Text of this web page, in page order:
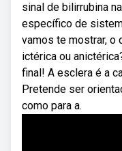
sinal de bilirrubina
específico de
vamos te mostrar, o
ictérica ou
final! A esclera é a
Pretende ser
como para a.